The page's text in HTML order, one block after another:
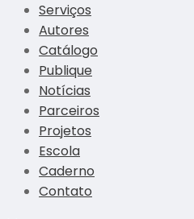
Serviços
Autores
Catálogo
Publique
Notícias
Parceiros
Projetos
Escola
Caderno
Contato